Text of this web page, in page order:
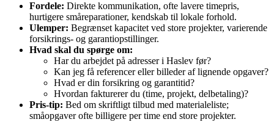
Fordele: Direkte kommunikation, ofte lavere timepris,
hurtigere småreparationer, kendskab til lokale forhold.
Ulemper: Begrænset kapacitet ved store projekter, varierende
forsikrings- og garantiopstillinger.
Hvad skal du spørge om:
Har du arbejdet på adresser i Haslev før?
Kan jeg få referencer eller billeder af lignende opgaver?
Hvad er din forsikring og garantitid?
Hvordan fakturerer du (time, projekt, delbetaling)?
Pris‑tip: Bed om skriftligt tilbud med materialeliste;
småopgaver ofte billigere per time end store projekter.